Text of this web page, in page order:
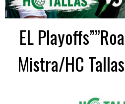
EL
Mistra/HC